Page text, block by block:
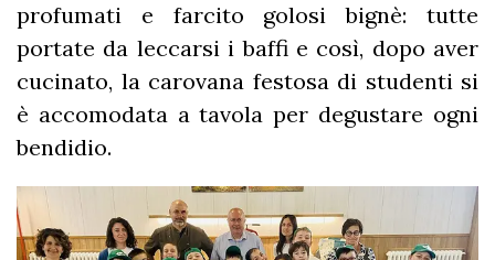
profumati e farcito golosi bignè: tutte
portate da leccarsi i baffi e così, dopo aver
cucinato, la carovana festosa di studenti si
è accomodata a tavola per degustare ogni
bendidio.